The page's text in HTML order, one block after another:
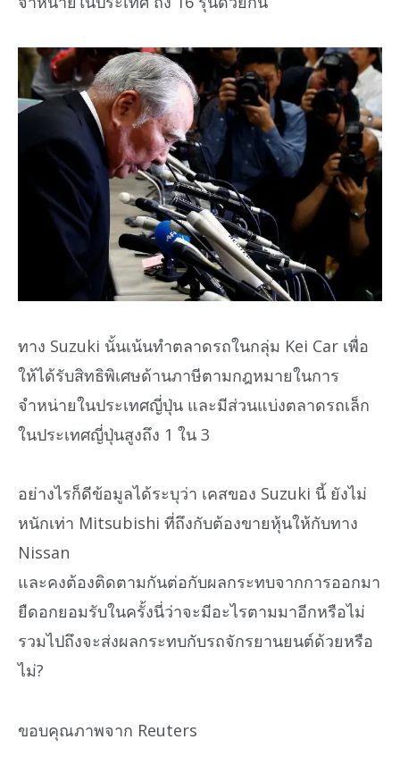
ทาง Suzuki นั้นเน้นทำตลาดรถในกลุ่ม Kei Car เพื่อ
ให้ได้รับสิทธิพิเศษด้านภาษีตามกฎหมายในการ
จำหน่ายในประเทศญี่ปุ่น และมีส่วนแบ่งตลาดรถเล็ก
ในประเทศญี่ปุ่นสูงถึง 1 ใน 3
อย่างไรก็ดีข้อมูลได้ระบุว่า เคสของ Suzuki นี้ ยังไม่
หนักเท่า Mitsubishi ที่ถึงกับต้องขายหุ้นให้กับทาง
Nissan
และคงต้องติดตามกันต่อกับผลกระทบจากการออกมา
ยืดอกยอมรับในครั้งนี่ว่าจะมีอะไรตามมาอีกหรือไม่
รวมไปถึงจะส่งผลกระทบกับรถจักรยานยนต์ด้วยหรือ
ไม่?
ขอบคุณภาพจาก Reuters